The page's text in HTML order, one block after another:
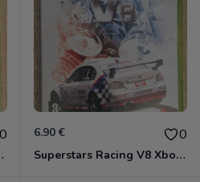
0
360
6.90 € 0
Superstars Racing V8 Xbox 360